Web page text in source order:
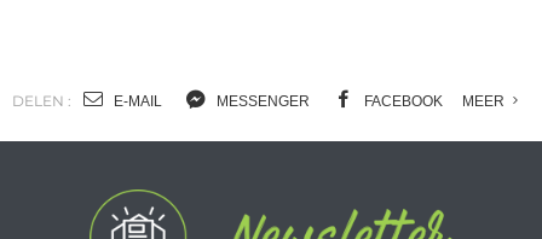
DELEN : E-MAIL MESSENGER FACEBOOK MEER